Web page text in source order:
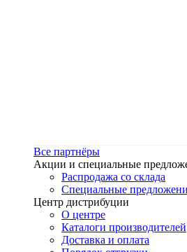
Все партнёры
Акции и специальные
Распродажа со склада
Специальные
Центр дистрибуции
О центре
Каталоги производителей
Доставка и оплата